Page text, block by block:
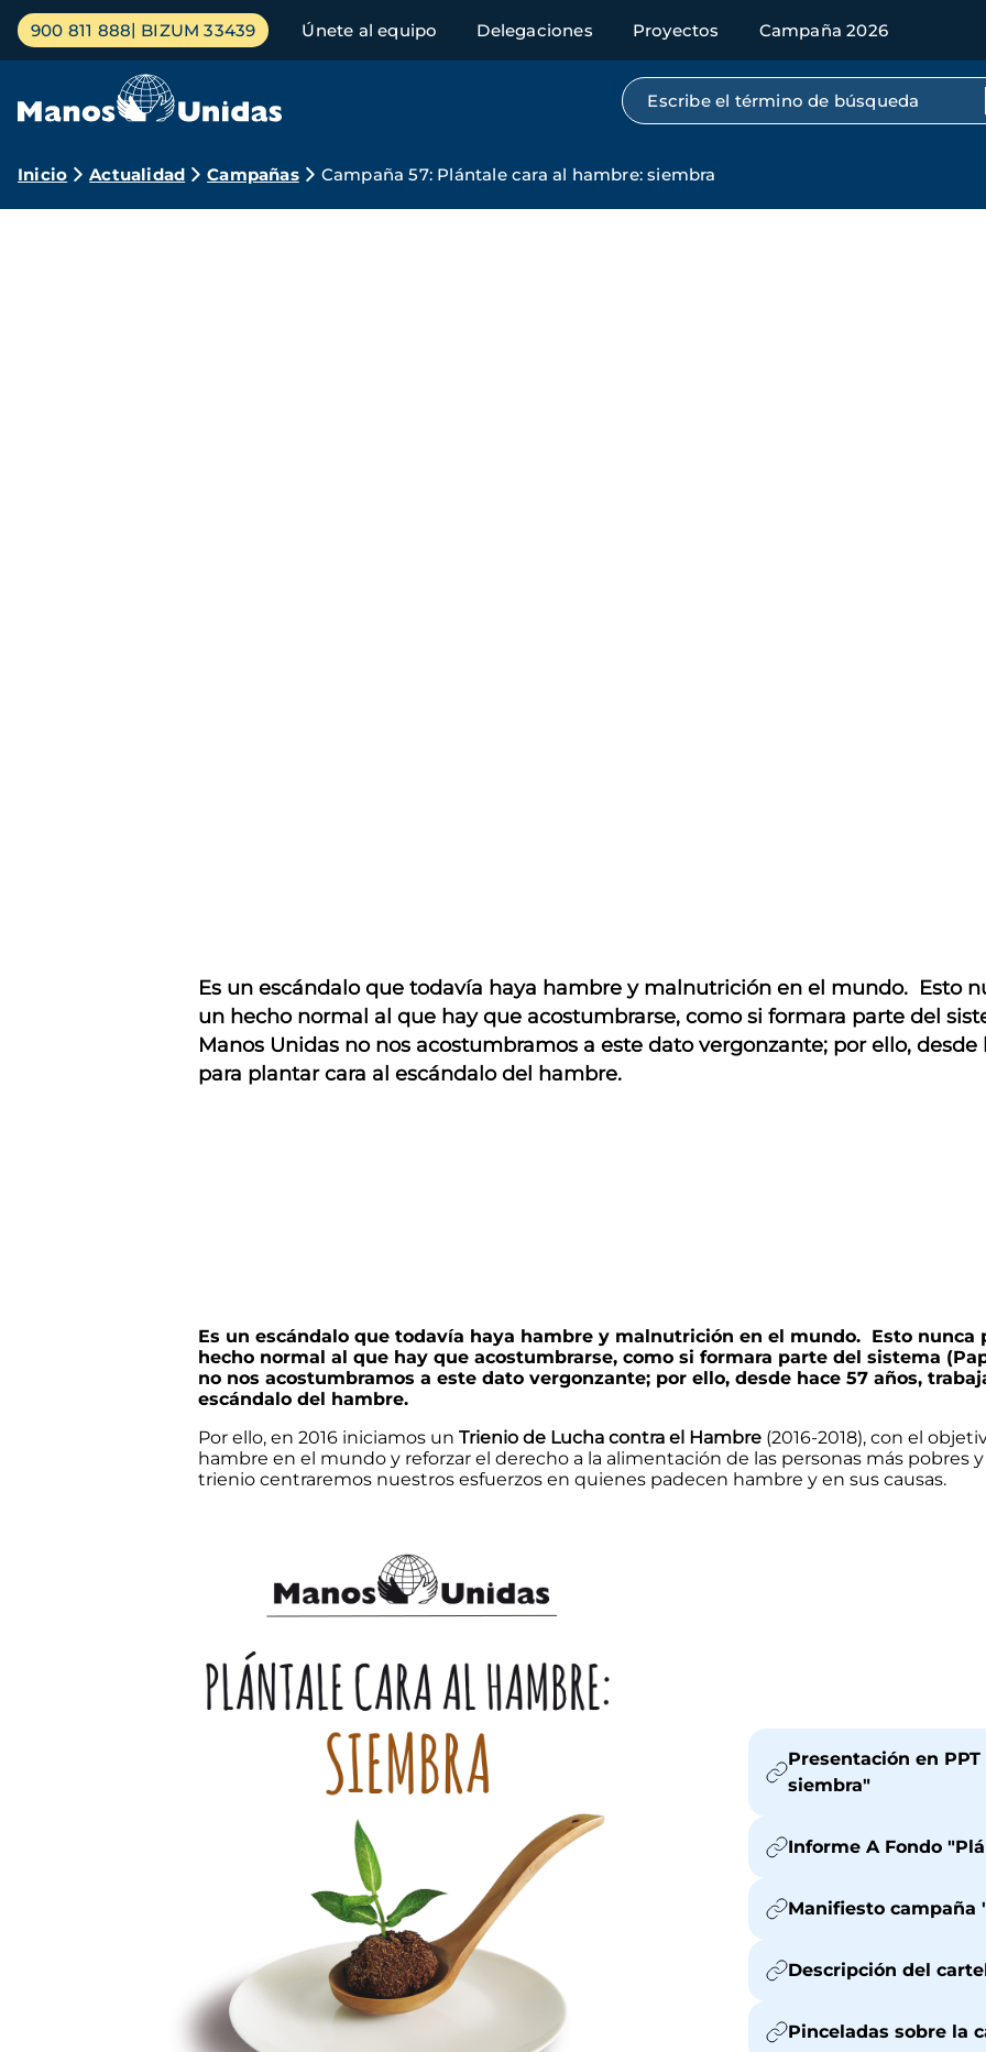
Pasar
contenido
Menú
principal
900 811 888 BIZUM 33439 Únete al equipo Delegaciones Proyectos Campaña 2026
Búsqueda por texto completo
Ruta
Inicio Actualidad Campañas Campaña 57: Plántale cara al hambre: siembra
Es un escándalo que todavía haya hambre y malnutrición en el mundo. Esto
un hecho normal al que hay que acostumbrarse, como si formara parte del
Manos Unidas no nos acostumbramos a este dato vergonzante; por ello, desde
para plantar cara al escándalo del hambre.
Es un escándalo que todavía haya hambre y malnutrición en el mundo. Esto nunca
hecho normal al que hay que acostumbrarse, como si formara parte del sistema
no nos acostumbramos a este dato vergonzante; por ello, desde hace 57 años,
escándalo del hambre.
Por ello, en 2016 iniciamos un Trienio de Lucha contra el Hambre (2016-2018), con el
hambre en el mundo y reforzar el derecho a la alimentación de las personas más pobres
trienio centraremos nuestros esfuerzos en quienes padecen hambre y en sus causas.
Presentación en
siembra"
Informe A Fondo
Manifiesto campaña
Descripción del
Pinceladas sobre la